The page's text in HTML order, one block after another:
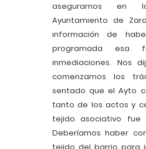
asegurarnos
Ayuntamiento de
información de
programada esa
inmediaciones. Nos
comenzamos los
sentado que el Ayto
tanto de los actos y
tejido asociativo fue
Deberíamos haber